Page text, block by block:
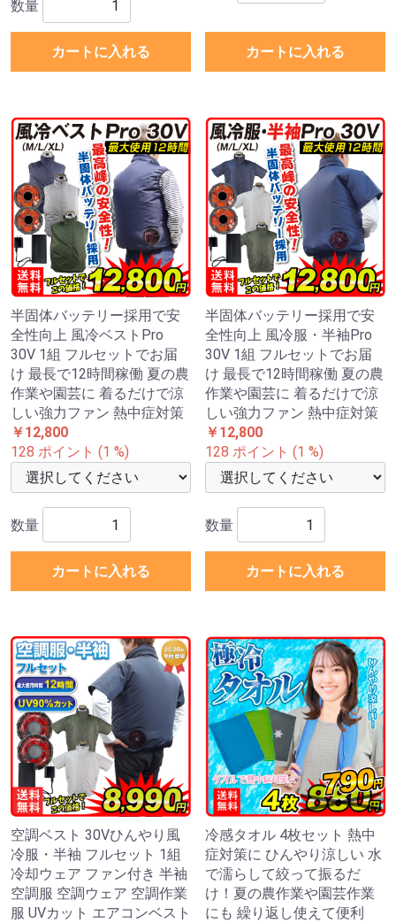
数量
カートに入れる カートに入れる
半固体バッテリー採用で安
全性向上 風冷ベストPro
30V 1組 フルセットでお届
け 最長で12時間稼働 夏の農
作業や園芸に 着るだけで涼
しい強力ファン 熱中症対策
￥12,800
128 ポイント (1 %)
数量
カートに入れる
半固体バッテリー採用で安
全性向上 風冷服・半袖Pro
30V 1組 フルセットでお届
け 最長で12時間稼働 夏の農
作業や園芸に 着るだけで涼
しい強力ファン 熱中症対策
￥12,800
128 ポイント (1 %)
数量
カートに入れる
空調ベスト 30Vひんやり風
冷服・半袖 フルセット 1組
冷却ウェア ファン付き 半袖
空調服 空調ウェア 空調作業
服 UVカット エアコンベスト
冷感タオル 4枚セット 熱中
症対策に ひんやり涼しい 水
で濡らして絞って振るだ
け！夏の農作業や園芸作業
にも 繰り返し使えて便利